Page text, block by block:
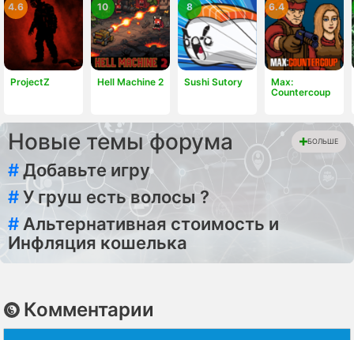
ProjectZ
4.6
Hell Machine 2
10
Sushi Sutory
8
Max:
Countercoup
6.4
Новые темы форума БОЛЬШЕ
#Добавьте игру
#У груш есть волосы ?
# Альтернативная стоимость и
Инфляция кошелька
Комментарии